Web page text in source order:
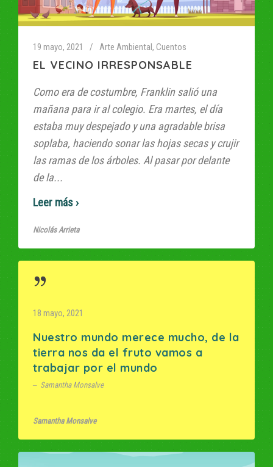
19 mayo, 2021 Arte Ambiental, Cuentos
EL VECINO IRRESPONSABLE
Como era de costumbre, Franklin salió una
mañana para ir al colegio. Era martes, el día
estaba muy despejado y una agradable brisa
soplaba, haciendo sonar las hojas secas y crujir
las ramas de los árboles. Al pasar por delante
de la...
Nicolás Arrieta
18 mayo, 2021
Nuestro mundo merece mucho, de la
tierra nos da el fruto vamos a
trabajar por el mundo
Samantha Monsalve
Samantha Monsalve